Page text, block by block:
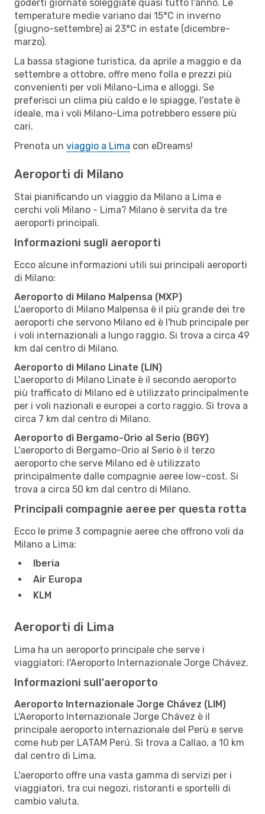
goderti giornate soleggiate quasi tutto l'anno. Le
temperature medie variano dai 15°C in inverno
(giugno-settembre) ai 23°C in estate (dicembre-
marzo).
La bassa stagione turistica, da aprile a maggio e da
settembre a ottobre, offre meno folla e prezzi più
convenienti per voli Milano-Lima e alloggi. Se
preferisci un clima più caldo e le spiagge, l'estate è
ideale, ma i voli Milano-Lima potrebbero essere più
cari.
Prenota un viaggio a Lima con eDreams!
Aeroporti di Milano
Stai pianificando un viaggio da Milano a Lima e
cerchi voli Milano - Lima? Milano è servita da tre
aeroporti principali.
Informazioni sugli aeroporti
Ecco alcune informazioni utili sui principali aeroporti
di Milano:
Aeroporto di Milano Malpensa (MXP)
L'aeroporto di Milano Malpensa è il più grande dei tre
aeroporti che servono Milano ed è l'hub principale per
i voli internazionali a lungo raggio. Si trova a circa 49
km dal centro di Milano.
Aeroporto di Milano Linate (LIN)
L'aeroporto di Milano Linate è il secondo aeroporto
più trafficato di Milano ed è utilizzato principalmente
per i voli nazionali e europei a corto raggio. Si trova a
circa 7 km dal centro di Milano.
Aeroporto di Bergamo-Orio al Serio (BGY)
L'aeroporto di Bergamo-Orio al Serio è il terzo
aeroporto che serve Milano ed è utilizzato
principalmente dalle compagnie aeree low-cost. Si
trova a circa 50 km dal centro di Milano.
Principali compagnie aeree per questa rotta
Ecco le prime 3 compagnie aeree che offrono voli da
Milano a Lima:
Iberia
Air Europa
KLM
Aeroporti di Lima
Lima ha un aeroporto principale che serve i
viaggiatori: l'Aeroporto Internazionale Jorge Chávez.
Informazioni sull'aeroporto
Aeroporto Internazionale Jorge Chávez (LIM)
L'Aeroporto Internazionale Jorge Chávez è il
principale aeroporto internazionale del Perù e serve
come hub per LATAM Perú. Si trova a Callao, a 10 km
dal centro di Lima.
L'aeroporto offre una vasta gamma di servizi per i
viaggiatori, tra cui negozi, ristoranti e sportelli di
cambio valuta.